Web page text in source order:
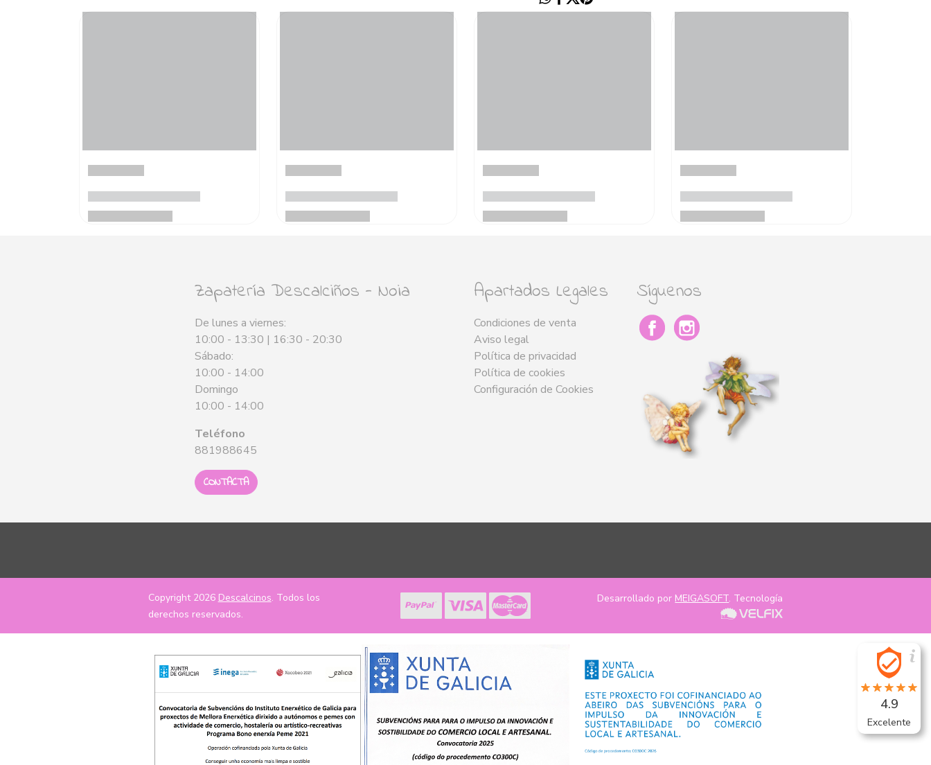
Zapatería Descalciños - Noia
De lunes a viernes:
10:00 - 13:30 | 16:30 - 20:30
Sábado:
10:00 - 14:00
Domingo
10:00 - 14:00
Teléfono
881988645
CONTACTA
Apartados Legales
Condiciones de venta
Aviso legal
Política de privacidad
Política de cookies
Configuración de Cookies
Síguenos
Copyright 2026 Descalcinos. Todos los
derechos reservados.
Desarrollado por MEIGASOFT. Tecnología
4.9
Excelente